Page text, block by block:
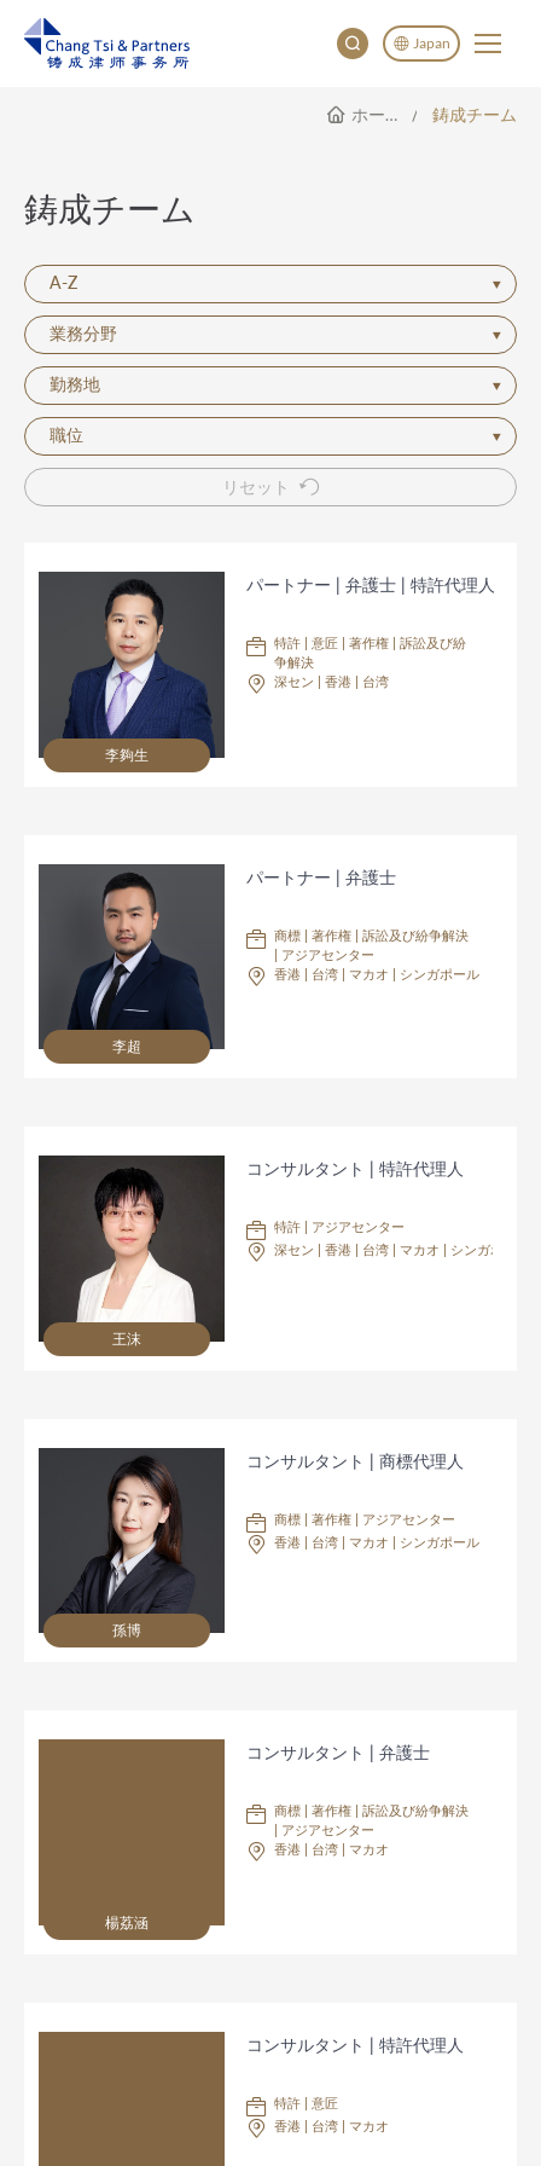
Japan
English
Deutsch
ホームページ 鋳成チーム
鋳成チーム
A-Z
業務分野
勤務地
職位
リセット
李夠生
パートナー | 弁護士 | 特許代理人
特許 | 意匠 | 著作権 | 訴訟及び紛
争解決
深セン | 香港 | 台湾
李超
パートナー | 弁護士
商標 | 著作権 | 訴訟及び紛争解決
| アジアセンター
香港 | 台湾 | マカオ | シンガポール
王沫
コンサルタント | 特許代理人
特許 | アジアセンター
深セン | 香港 | 台湾 | マカオ | シンガポール
孫博
コンサルタント | 商標代理人
商標 | 著作権 | アジアセンター
香港 | 台湾 | マカオ | シンガポール
楊荔涵
コンサルタント | 弁護士
商標 | 著作権 | 訴訟及び紛争解決
| アジアセンター
香港 | 台湾 | マカオ
コンサルタント | 特許代理人
特許 | 意匠
香港 | 台湾 | マカオ